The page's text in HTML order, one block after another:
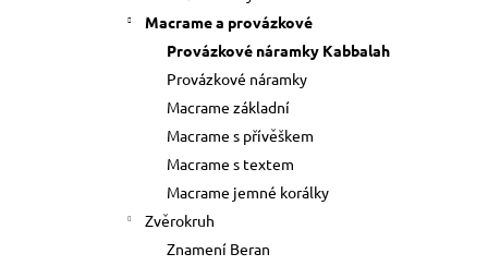
Macrame a provázkové
Provázkové náramky Kabbalah
Provázkové náramky
Macrame základní
Macrame s přívěškem
Macrame s textem
Macrame jemné korálky
Zvěrokruh
Znamení Beran
KABBALAH ČERVENÝ NÁRAMEK
Původně: 89 Kč